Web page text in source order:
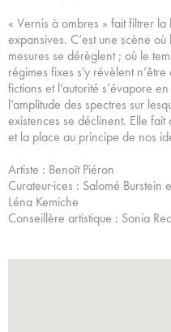
« Vernis à ombres » fait filtrer la
expansives. C’est une scène
mesures se dérèglent ; où le
régimes fixes s’y révèlent
fictions et l’autorité s’évapore
l’amplitude des spectres sur
existences se déclinent. Elle
et la place au principe de nos
Artiste : Benoît Piéron
Curateur·ices : Salomé Burstein
Léna Kemiche
Conseillère artistique : Sonia